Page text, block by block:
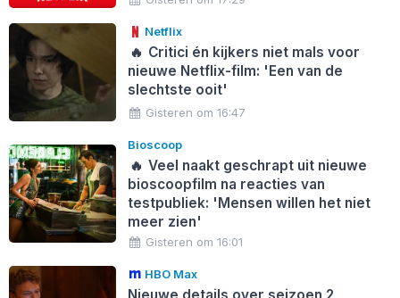
Netflix
🔥 Critici én kijkers niet mals voor
nieuwe Netflix-film: 'Een van de
slechtste ooit'
Gisteren om 16:47
Bioscoop
🔥 Veel naakt geschrapt uit nieuwe
bioscoopfilm na reacties van
testpubliek: 'Mensen willen het niet
meer zien'
Gisteren om 16:01
HBO Max